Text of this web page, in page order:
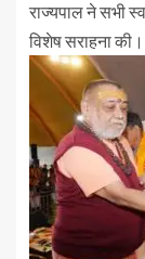
राज्यपाल ने सभी
विशेष सराहना की।